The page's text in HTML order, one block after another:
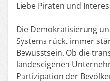
Liebe Piraten und
Die Demokratisierung
Systems rückt immer
Bewusstsein. Ob die
landeseigenen
Partizipation der